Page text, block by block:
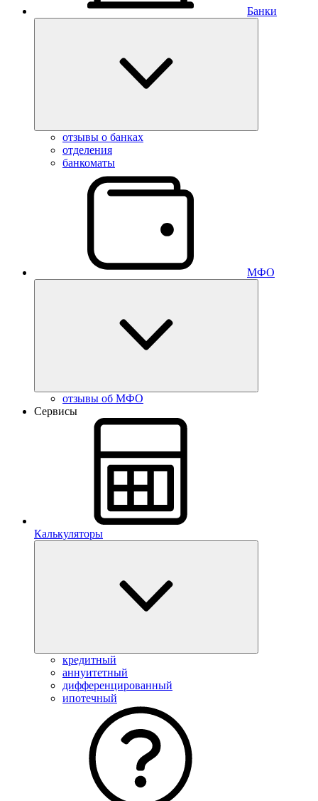
Банки
отзывы о банках
отделения
банкоматы
МФО
отзывы об МФО
Сервисы
Калькуляторы
кредитный
аннуитетный
дифференцированный
ипотечный